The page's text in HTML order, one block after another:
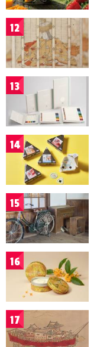
12
13
14
15
16
17